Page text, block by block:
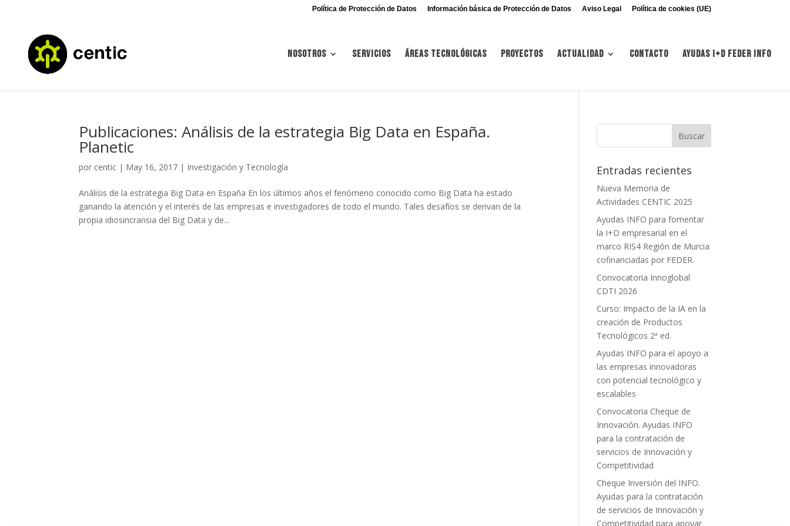
Política de Protección de Datos Información básica de Protección de Datos Aviso Legal Política de cookies (UE)
Nosotros Servicios Áreas tecnológicas Proyectos Actualidad Contacto Ayudas I+d FEDER INFO
Publicaciones: Análisis de la estrategia Big Data en España.
Planetic
por centic | May 16, 2017 | Investigación y Tecnología
Análisis de la estrategia Big Data en España En los últimos años el fenómeno conocido como Big Data ha estado
ganando la atención y el interés de las empresas e investigadores de todo el mundo. Tales desafíos se derivan de la
propia idiosincransia del Big Data y de...
Entradas recientes
Nueva Memoria de
Actividades CENTIC 2025
Ayudas INFO para fomentar
la I+D empresarial en el
marco RIS4 Región de Murcia
cofinanciadas por FEDER.
Convocatoria Innoglobal
CDTI 2026
Curso: Impacto de la IA en la
creación de Productos
Tecnológicos 2ª ed.
Ayudas INFO para el apoyo a
las empresas innovadoras
con potencial tecnológico y
escalables
Convocatoria Cheque de
Innovación. Ayudas INFO
para la contratación de
servicios de Innovación y
Competitividad
Cheque Inversión del INFO.
Ayudas para la contratación
de servicios de Innovación y
Competitividad para apoyar